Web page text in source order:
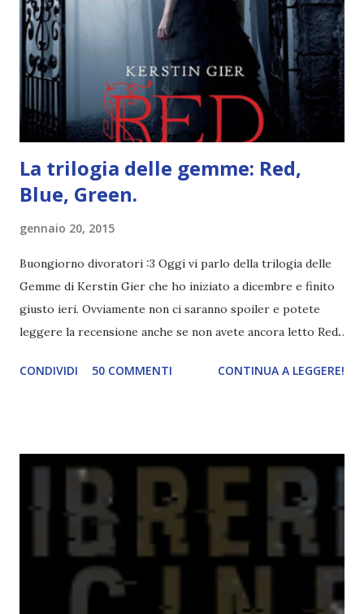
Trama: “Si chiama Michael Crist. È il fratello maggiore del
mio ragazzo ed è come quei film dell'orrore che guardi
coprendoti gli occhi. È bellissimo, forte, e assolutamente
terrificante. Non mi vede neppure. Ma io l'ho notato. L'ho
visto, l'ho sentito. Le cose che ha fatto, i misfatti ch...
La trilogia delle gemme: Red,
Blue, Green.
gennaio 20, 2015
Buongiorno divoratori :3 Oggi vi parlo della trilogia delle
Gemme di Kerstin Gier che ho iniziato a dicembre e finito
giusto ieri. Ovviamente non ci saranno spoiler e potete
leggere la recensione anche se non avete ancora letto Red.
Green sono state delle letture molto piacevoli ma non
potete capire le mie aspettative! Innanzitutto, se la Gier o
probabilmente lo avrei apprezzato molto di più. Red è
molto introduttivo, nel senso che in trecento pagine non
succede un bel niente. E non ha nemmeno un finale ._.
finisce esattamente nel bel mezzo della storia (anzi, quale
"mezzo" della storia? Questa storia ha praticamente solo
CONDIVIDI 50 COMMENTI CONTINUA A LEGGERE!